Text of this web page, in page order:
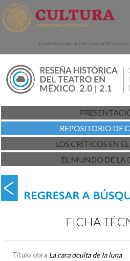
REPOSITORIO DE
LOS CRÍTICOS EN
EL MUNDO DE LA
FICHA
Título obra La cara oculta de la luna